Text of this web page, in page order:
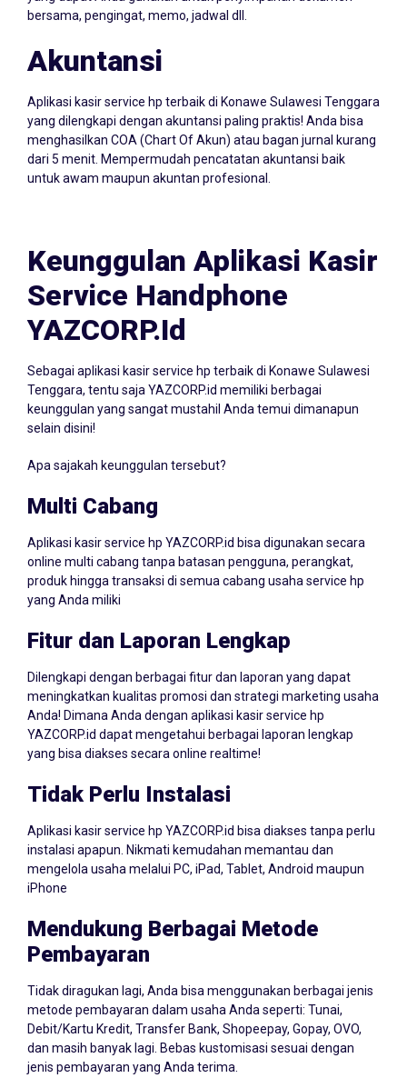
yang dapat Anda gunakan untuk penyimpanan dokumen
Akuntansi
Aplikasi kasir service hp terbaik di Konawe Sulawesi Tenggara
yang dilengkapi dengan akuntansi paling praktis! Anda bisa
menghasilkan COA (Chart Of Akun) atau bagan jurnal kurang
dari 5 menit. Mempermudah pencatatan akuntansi baik
Keunggulan Aplikasi Kasir
Service Handphone
YAZCORP.id
Sebagai aplikasi kasir service hp terbaik di Konawe Sulawesi
Tenggara, tentu saja YAZCORP.id memiliki berbagai
keunggulan yang sangat mustahil Anda temui dimanapun
Multi Cabang
Aplikasi kasir service hp YAZCORP.id bisa digunakan secara
online multi cabang tanpa batasan pengguna, perangkat,
produk hingga transaksi di semua cabang usaha service hp
Fitur dan Laporan Lengkap
Dilengkapi dengan berbagai fitur dan laporan yang dapat
meningkatkan kualitas promosi dan strategi marketing usaha
Anda! Dimana Anda dengan aplikasi kasir service hp
YAZCORP.id dapat mengetahui berbagai laporan lengkap
Tidak Perlu Instalasi
Aplikasi kasir service hp YAZCORP.id bisa diakses tanpa perlu
instalasi apapun. Nikmati kemudahan memantau dan
mengelola usaha melalui PC, iPad, Tablet, Android maupun
Mendukung Berbagai Metode
Pembayaran
Tidak diragukan lagi, Anda bisa menggunakan berbagai jenis
metode pembayaran dalam usaha Anda seperti: Tunai,
Debit/Kartu Kredit, Transfer Bank, Shopeepay, Gopay, OVO,
dan masih banyak lagi. Bebas kustomisasi sesuai dengan